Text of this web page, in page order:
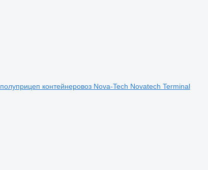
полуприцеп контейнеровоз Nova-Tech Novatech Terminal